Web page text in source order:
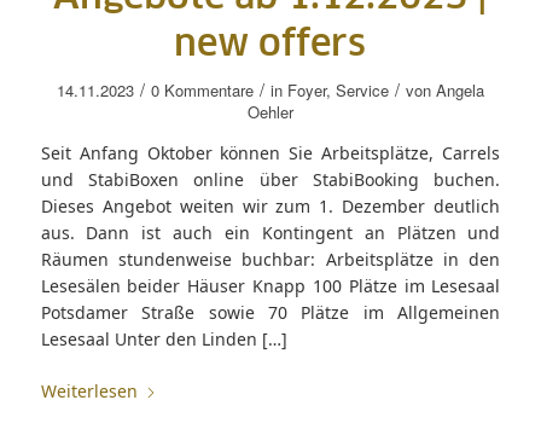
new offers
14.11.2023 / 0 Kommentare / in Foyer, Service / von Angela
Oehler
Seit Anfang Oktober können Sie Arbeitsplätze, Carrels
und StabiBoxen online über StabiBooking buchen.
Dieses Angebot weiten wir zum 1. Dezember deutlich
aus. Dann ist auch ein Kontingent an Plätzen und
Räumen stundenweise buchbar: Arbeitsplätze in den
Lesesälen beider Häuser Knapp 100 Plätze im Lesesaal
Potsdamer Straße sowie 70 Plätze im Allgemeinen
Lesesaal Unter den Linden […]
Weiterlesen